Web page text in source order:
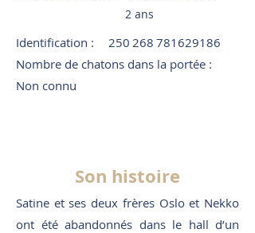
2 ans
Identification :
250 268 781629186
Nombre de chatons dans la portée :
Non connu
Son histoire
Satine et ses deux frères Oslo et Nekko
ont été abandonnés dans le hall d’un